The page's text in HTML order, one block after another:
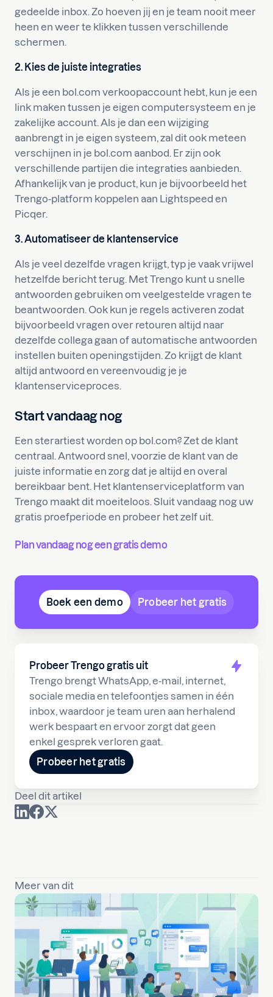
Probeer Trengo gratis uit
Trengo brengt WhatsApp, e-mail, internet,
sociale media en telefoontjes samen in één
inbox, waardoor je team uren aan herhalend
werk bespaart en ervoor zorgt dat geen
enkel gesprek verloren gaat.
Probeer het gratis
Deel dit artikel
gedeelde inbox. Zo hoeven jij en je team nooit meer
heen en weer te klikken tussen verschillende
schermen.
2. Kies de juiste integraties
Als je een bol.com verkoopaccount hebt, kun je een
link maken tussen je eigen computersysteem en je
zakelijke account. Als je dan een wijziging
aanbrengt in je eigen systeem, zal dit ook meteen
verschijnen in je bol.com aanbod. Er zijn ook
verschillende partijen die integraties aanbieden.
Afhankelijk van je product, kun je bijvoorbeeld het
Trengo-platform koppelen aan Lightspeed en
Picqer.
3. Automatiseer de klantenservice
Als je veel dezelfde vragen krijgt, typ je vaak vrijwel
hetzelfde bericht terug. Met Trengo kunt u snelle
antwoorden gebruiken om veelgestelde vragen te
beantwoorden. Ook kun je regels activeren zodat
bijvoorbeeld vragen over retouren altijd naar
dezelfde collega gaan of automatische antwoorden
instellen buiten openingstijden. Zo krijgt de klant
altijd antwoord en vereenvoudig je je
klantenserviceproces.
Start vandaag nog
Een sterartiest worden op bol.com? Zet de klant
centraal. Antwoord snel, voorzie de klant van de
juiste informatie en zorg dat je altijd en overal
bereikbaar bent. Het klantenserviceplatform van
Trengo maakt dit moeiteloos. Sluit vandaag nog uw
gratis proefperiode en probeer het zelf uit.
Plan vandaag nog een gratis demo
Boek een demo Probeer het gratis
Meer van dit